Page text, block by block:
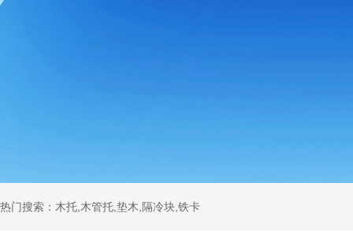
热门搜索：木托,木管托,垫木,隔冷块,铁卡